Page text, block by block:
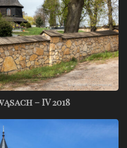
– IV 2018